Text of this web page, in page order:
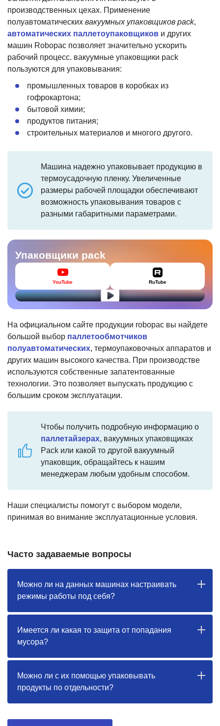
производственных цехах. Применение
полуавтоматических вакуумных упаковщиков pack,
автоматических паллетоупаковщиков и других
машин Robopac позволяет значительно ускорить
рабочий процесс. вакуумные упаковщики pack
пользуются для упаковывания:
промышленных товаров в коробках из
гофрокартона;
бытовой химии;
продуктов питания;
строительных материалов и многого другого.
Машина надежно упаковывает продукцию в
термоусадочную пленку. Увеличенные
размеры рабочей площадки обеспечивают
возможность упаковывания товаров с
разными габаритными параметрами.
Упаковщики pack
YouTube RuTube
На официальном сайте продукции robopac вы найдете
большой выбор паллетообмотчиков
полуавтоматических, термоупаковочных аппаратов и
других машин высокого качества. При производстве
используются собственные запатентованные
технологии. Это позволяет выпускать продукцию с
большим сроком эксплуатации.
Чтобы получить подробную информацию о
паллетайзерах, вакуумных упаковщиках
Pack или какой то другой вакуумный
упаковщик, обращайтесь к нашим
менеджерам любым удобным способом.
Наши специалисты помогут с выбором модели,
принимая во внимание эксплуатационные условия.
Часто задаваемые вопросы
Можно ли на данных машинах настраивать
режимы работы под себя?
Имеется ли какая то защита от попадания
мусора?
Можно ли с их помощью упаковывать
продукты по отдельности?